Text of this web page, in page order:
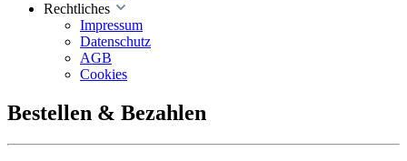
Rechtliches
Impressum
Datenschutz
AGB
Cookies
Bestellen & Bezahlen